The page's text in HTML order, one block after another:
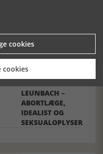
LEUNBACH –
ABORTLÆGE,
IDEALIST OG
SEKSUALOPLYSER
cookies
cookies